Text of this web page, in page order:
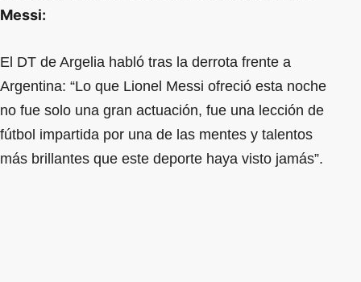
Messi:
El DT de Argelia habló tras la derrota frente a
Argentina: “Lo que Lionel Messi ofreció esta noche
no fue solo una gran actuación, fue una lección de
fútbol impartida por una de las mentes y talentos
más brillantes que este deporte haya visto jamás”.